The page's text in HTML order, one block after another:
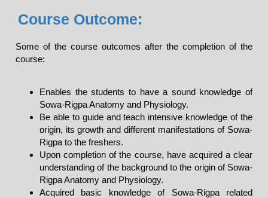
Course Outcome:
Some of the course outcomes after the completion of the
course:
Enables the students to have a sound knowledge of
Sowa-Rigpa Anatomy and Physiology.
Be able to guide and teach intensive knowledge of the
origin, its growth and different manifestations of Sowa-
Rigpa to the freshers.
Upon completion of the course, have acquired a clear
understanding of the background to the origin of Sowa-
Rigpa Anatomy and Physiology.
Acquired basic knowledge of Sowa-Rigpa related